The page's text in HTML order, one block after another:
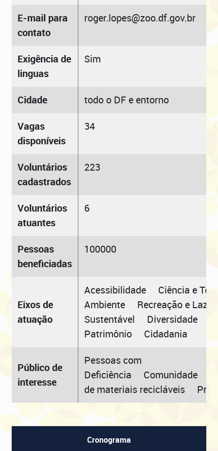
E-mail para
contato
roger.lopes@zoo.df.gov.br
Exigência de
linguas
Sim
Cidade
todo o DF e entorno
Vagas
disponíveis
34
Voluntários
cadastrados
223
Voluntários
atuantes
6
Pessoas
beneficiadas
100000
Eixos de
atuação
Acessibilidade Ciência e
Ambiente Recreação e
Sustentável Diversidade
Patrimônio Cidadania
Público de
interesse
Pessoas com
Deficiência Comunidade
de materiais recicláveis
Cronograma